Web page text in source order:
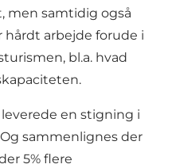
samtidig også
hårdt arbejde forude i
bl.a. hvad
en stigning i
sammenlignes der
5% flere